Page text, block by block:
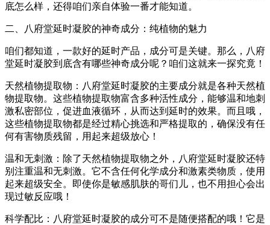
底怎么样，还得咱们亲自体验一番才能知道。
二、八府堂延时凝胶的神奇成分：纯植物的魅力
咱们都知道，一款好的延时产品，成分可是关键。那么，八府
堂延时凝胶到底含有哪些神奇成分呢？咱们这就来一探究竟！
天然植物提取物：八府堂延时凝胶的主要成分就是各种天然植
物提取物。这些植物提取物富含多种活性成分，能够温和地刺
激私密部位，促进血液循环，从而达到延时的效果。而且哦，
这些植物提取物都是经过精心挑选和严格提取的，确保没有任
何有害物质残留，用起来超级放心！
温和无刺激：除了天然植物提取物之外，八府堂延时凝胶还特
别注重温和无刺激。它不含任何化学成分和激素类物质，使用
起来超级安全。即使你是敏感肌肤的哥们儿，也不用担心会出
现过敏反应哦！
科学配比：八府堂延时凝胶的成分可不是随便搭配的哦！它是